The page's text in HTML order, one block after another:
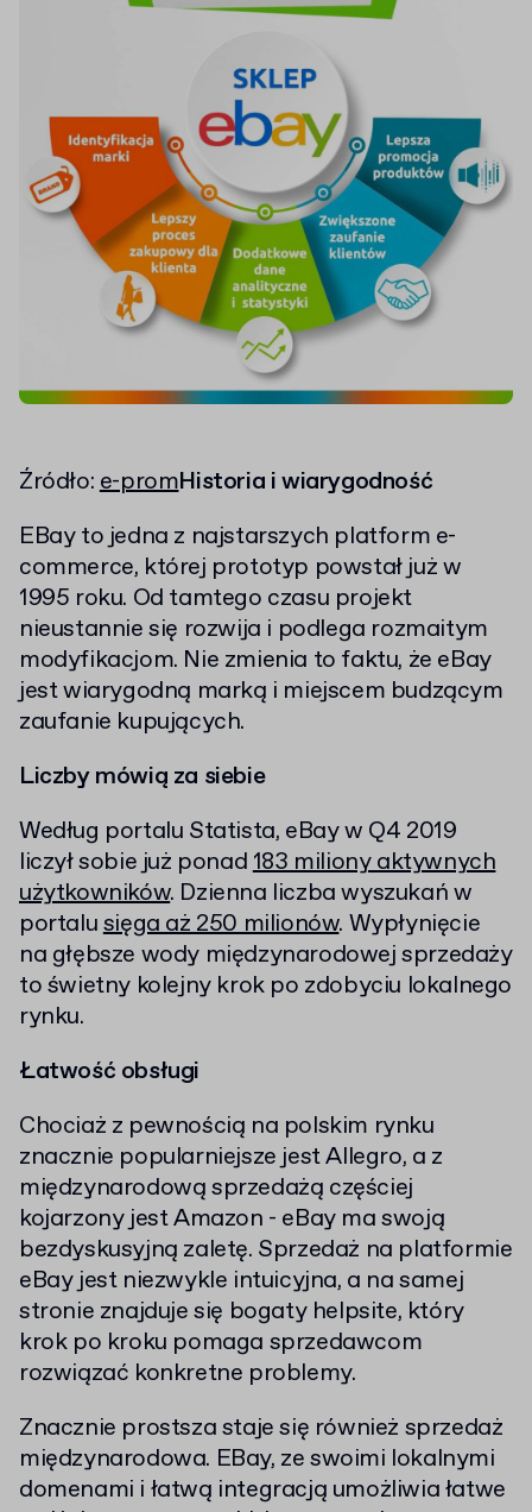
Źródło:e-promHistoria i wiarygodność
EBay to jedna z najstarszych platform e-
commerce, której prototyp powstał już w
1995 roku. Od tamtego czasu projekt
nieustannie się rozwija i podlega rozmaitym
modyfikacjom. Nie zmienia to faktu, że eBay
jest wiarygodną marką i miejscem budzącym
zaufanie kupujących.
Liczby mówią za siebie
Według portalu Statista, eBay w Q4 2019
liczył sobie już ponad183 miliony aktywnych
użytkowników. Dzienna liczba wyszukań w
portalusięga aż 250 milionów. Wypłynięcie
na głębsze wody międzynarodowej sprzedaży
to świetny kolejny krok po zdobyciu lokalnego
rynku.
Łatwość obsługi
Chociaż z pewnością na polskim rynku
znacznie popularniejsze jest Allegro, a z
międzynarodową sprzedażą częściej
kojarzony jest Amazon - eBay ma swoją
bezdyskusyjną zaletę. Sprzedaż na platformie
eBay jest niezwykle intuicyjna, a na samej
stronie znajduje się bogaty helpsite, który
krok po kroku pomaga sprzedawcom
rozwiązać konkretne problemy.
Znacznie prostsza staje się również sprzedaż
międzynarodowa. EBay, ze swoimi lokalnymi
domenami i łatwą integracją umożliwia łatwe